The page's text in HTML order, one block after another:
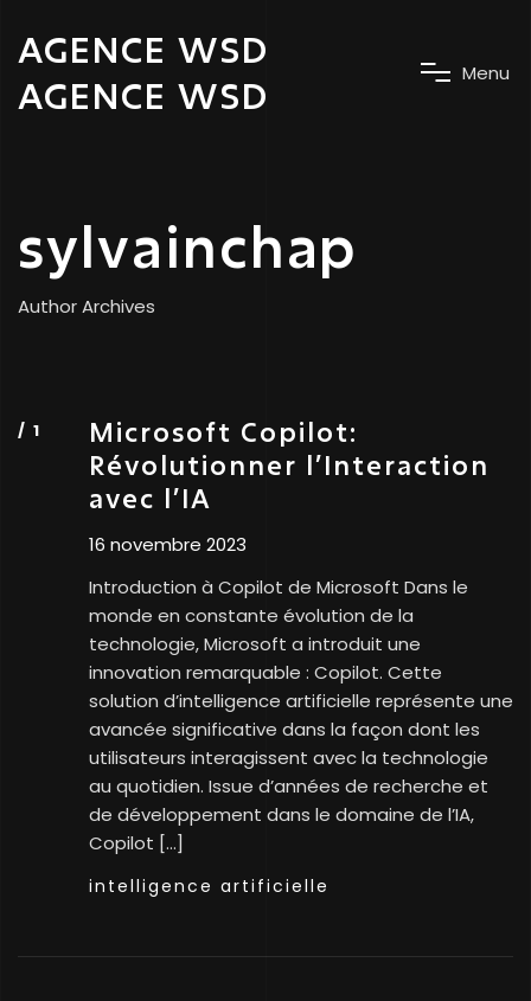
AGENCE WSD
AGENCE WSD
Menu
sylvainchap
Author Archives
Microsoft Copilot:
Révolutionner l’Interaction
avec l’IA
16 novembre 2023
Introduction à Copilot de Microsoft Dans le
monde en constante évolution de la
technologie, Microsoft a introduit une
innovation remarquable : Copilot. Cette
solution d’intelligence artificielle représente une
avancée significative dans la façon dont les
utilisateurs interagissent avec la technologie
au quotidien. Issue d’années de recherche et
de développement dans le domaine de l’IA,
Copilot […]
intelligence artificielle